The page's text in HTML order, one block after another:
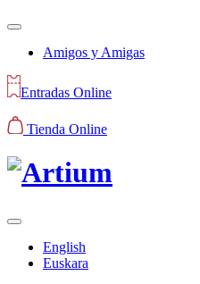
Amigos y Amigas
Entradas Online
Tienda Online
English
Euskara